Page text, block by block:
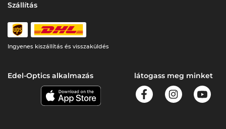
Szállítás
Ingyenes kiszállítás és visszaküldés
Edel-Optics alkalmazás látogass meg minket